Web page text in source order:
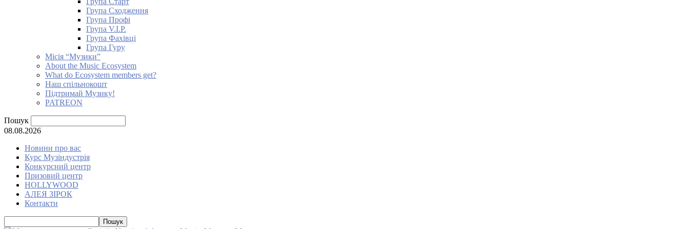
Група Сходження
Група Профі
Група V.I.P.
Група Фахівці
Група Гуру
Місія “Музики”
About the Music Ecosystem
What do Ecosystem members get?
Наш спільнокошт
Підтримай Музику!
PATREON
Пошук
08.08.2026
Новини про вас
Курс Музіндустрія
Конкурсний центр
Призовий центр
HOLLYWOOD
АЛЕЯ ЗІРОК
Контакти